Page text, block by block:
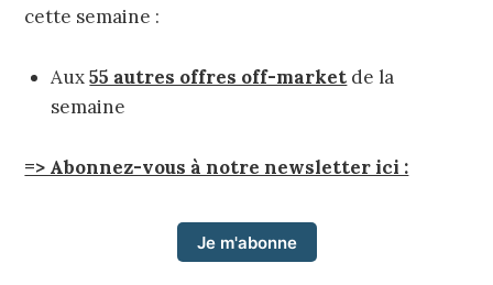
cette semaine :
Aux55 autres offres off-market de la
semaine
=> Abonnez-vous à notre newsletter ici :
Je m'abonne